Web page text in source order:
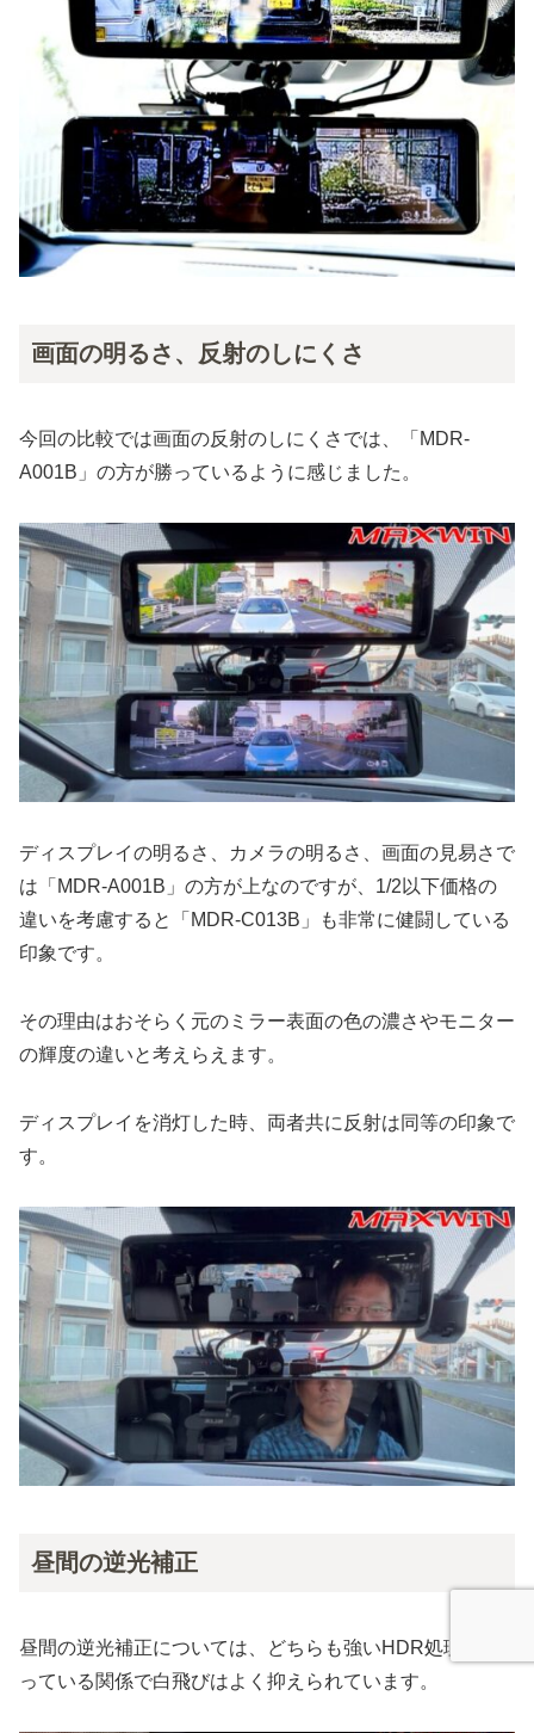
画面の明るさ、反射のしにくさ
今回の比較では画面の反射のしにくさでは、「MDR-
A001B」の方が勝っているように感じました。
ディスプレイの明るさ、カメラの明るさ、画面の見易さで
は「MDR-A001B」の方が上なのですが、1/2以下価格の
違いを考慮すると「MDR-C013B」も非常に健闘している
印象です。
その理由はおそらく元のミラー表面の色の濃さやモニター
の輝度の違いと考えらえます。
ディスプレイを消灯した時、両者共に反射は同等の印象で
す。
昼間の逆光補正
昼間の逆光補正については、どちらも強いHDR処理が入
っている関係で白飛びはよく抑えられています。